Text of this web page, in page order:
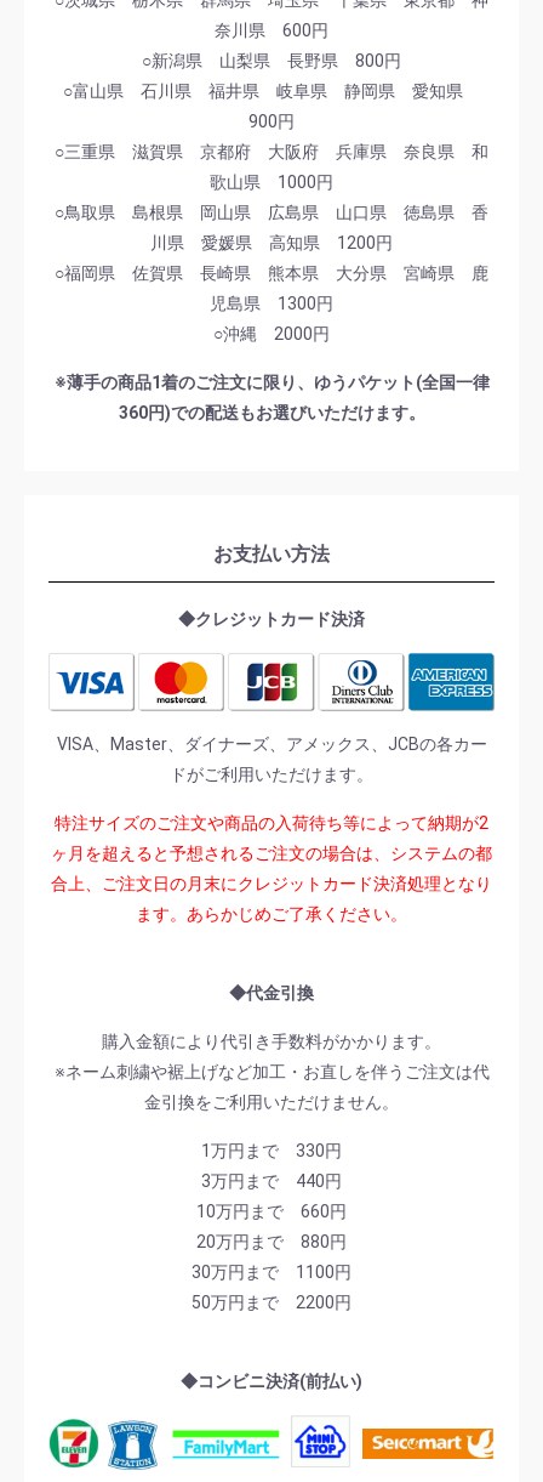
奈川県 600円
○新潟県 山梨県 長野県 800円
○富山県 石川県 福井県 岐阜県 静岡県 愛知県
900円
○三重県 滋賀県 京都府 大阪府 兵庫県 奈良県 和
歌山県 1000円
○鳥取県 島根県 岡山県 広島県 山口県 徳島県 香
川県 愛媛県 高知県 1200円
○福岡県 佐賀県 長崎県 熊本県 大分県 宮崎県 鹿
児島県 1300円
○沖縄 2000円
※薄手の商品1着のご注文に限り、ゆうパケット(全国一律
360円)での配送もお選びいただけます。
お支払い方法
◆クレジットカード決済
VISA、Master、ダイナーズ、アメックス、JCBの各カー
ドがご利用いただけます。
特注サイズのご注文や商品の入荷待ち等によって納期が2
ヶ月を超えると予想されるご注文の場合は、システムの都
合上、ご注文日の月末にクレジットカード決済処理となり
ます。あらかじめご了承ください。
◆代金引換
購入金額により代引き手数料がかかります。
※ネーム刺繍や裾上げなど加工・お直しを伴うご注文は代
金引換をご利用いただけません。
1万円まで 330円
3万円まで 440円
10万円まで 660円
20万円まで 880円
30万円まで 1100円
50万円まで 2200円
◆コンビニ決済(前払い)